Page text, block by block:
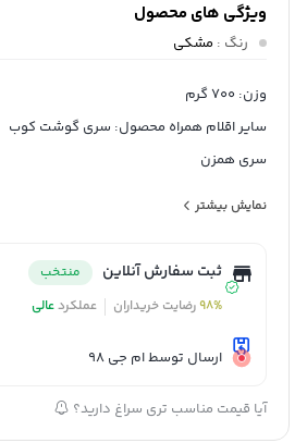
ویژگی های محصول
رنگ : مشکی
وزن: 700 گرم
سایر اقلام همراه محصول: سری گوشت کوب
سری همزن
برگه گارانتی
جنس بدنه: استیل و پلاستیک
طول کابل برق: 2متر
نمایش بیشتر
ثبت سفارش آنلاین
منتخب
98%رضایت خریداران عملکردعالی
ارسال توسط ام جی 98
آیا قیمت مناسب تری سراغ دارید؟